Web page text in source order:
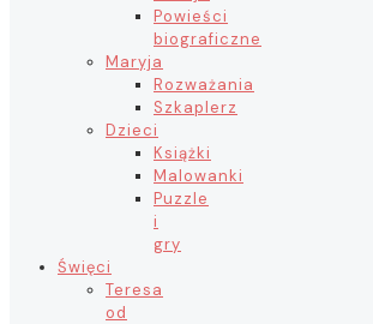
Powieści
biograficzne
Maryja
Rozważania
Szkaplerz
Dzieci
Książki
Malowanki
Puzzle
i
gry
Święci
Teresa
od